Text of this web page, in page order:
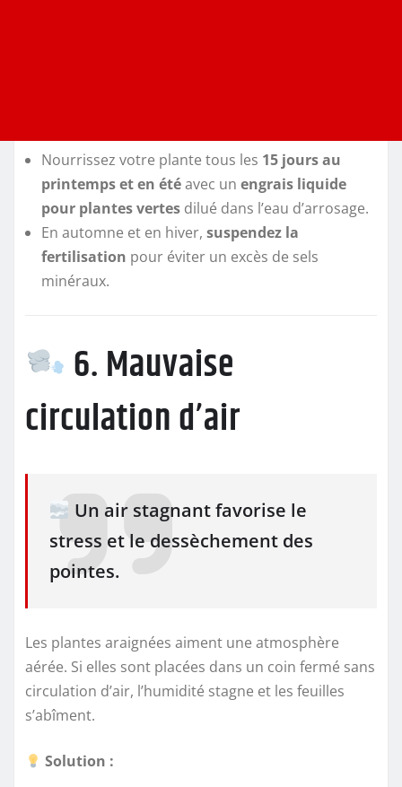
Nourrissez votre plante tous les 15 jours au
printemps et en étéavec un engrais liquide
pour plantes vertes dilué dans l’eau d’arrosage.
En automne et en hiver, suspendez la
fertilisation pour éviter un excès de sels
minéraux.
6. Mauvaise
circulation d’air
Un air stagnant favorise le
stress et le dessèchement des
pointes.
Les plantes araignées aiment une atmosphère
aérée. Si elles sont placées dans un coin fermé sans
circulation d’air, l’humidité stagne et les feuilles
s’abîment.
Solution :